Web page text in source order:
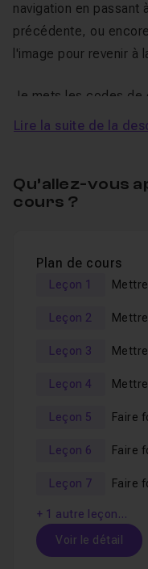
navigation en passant
précédente, ou
l'image pour revenir à
Je mets les codes
Un QCM vous permet
Pour apprendre
découvrez le premier
Lire la suite de la
Qu’allez-vous
cours ?
Plan de cours
Leçon 1
Leçon 2
Leçon 3
Leçon 4
Leçon 5 Faire
Leçon 6 Faire
Leçon 7 Faire
+ 1 autre leçon…
Voir le détail